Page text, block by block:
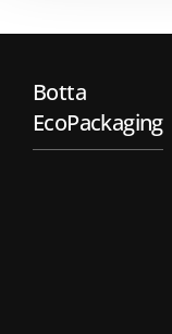
Botta
EcoPackaging